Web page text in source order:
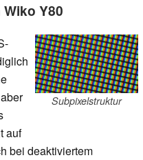
Y80
Subpixelstruktur
auf
bei deaktiviertem